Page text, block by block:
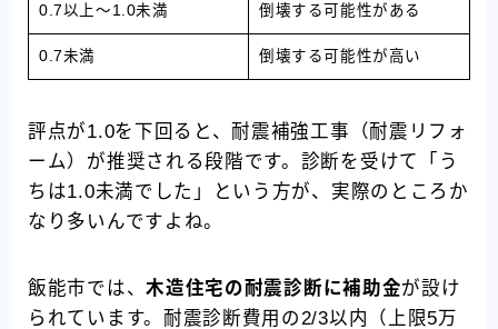
0.7以上〜1.0未満 倒壊する可能性がある
0.7未満 倒壊する可能性が高い
評点が1.0を下回ると、耐震補強工事（耐震リフォ
ーム）が推奨される段階です。診断を受けて「う
ちは1.0未満でした」という方が、実際のところか
なり多いんですよね。
飯能市では、木造住宅の耐震診断に補助金が設け
られています。耐震診断費用の2/3以内（上限5万